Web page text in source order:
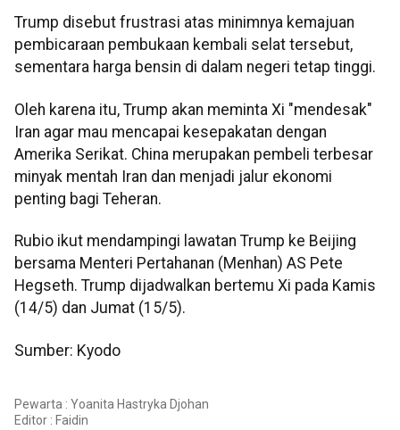
Trump disebut frustrasi atas minimnya kemajuan
pembicaraan pembukaan kembali selat tersebut,
sementara harga bensin di dalam negeri tetap tinggi.
Oleh karena itu, Trump akan meminta Xi "mendesak"
Iran agar mau mencapai kesepakatan dengan
Amerika Serikat. China merupakan pembeli terbesar
minyak mentah Iran dan menjadi jalur ekonomi
penting bagi Teheran.
Rubio ikut mendampingi lawatan Trump ke Beijing
bersama Menteri Pertahanan (Menhan) AS Pete
Hegseth. Trump dijadwalkan bertemu Xi pada Kamis
(14/5) dan Jumat (15/5).
Sumber: Kyodo
Pewarta : Yoanita Hastryka Djohan
Editor : Faidin